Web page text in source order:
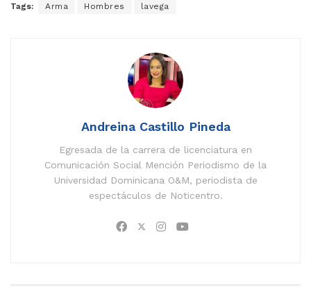
Tags: Arma Hombres lavega
Andreina Castillo Pineda
Egresada de la carrera de licenciatura en
Comunicación Social Mención Periodismo de la
Universidad Dominicana O&M, periodista de
espectáculos de Noticentro.